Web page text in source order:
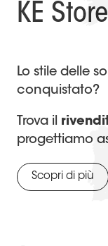
KE
Lo stile delle
conquistato?
Trova il
progettiamo
Scopri di più